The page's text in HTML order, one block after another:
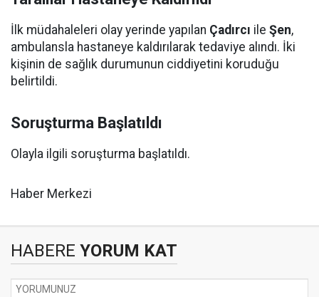
İlk müdahaleleri olay yerinde yapılan Çadırcı ile Şen,
ambulansla hastaneye kaldırılarak tedaviye alındı. İki
kişinin de sağlık durumunun ciddiyetini koruduğu
belirtildi.
Soruşturma Başlatıldı
Olayla ilgili soruşturma başlatıldı.
Haber Merkezi
HABERE YORUM KAT